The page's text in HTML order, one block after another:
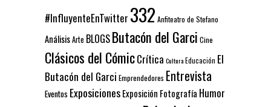
#InfluyenteEnTwitter 332 Anfiteatro de Stefano
AnálisisArte BLOGSButacón del Garci Cine
Clásicos del CómicCrítica CulturaEducación El
Butacón del Garci Emprendedores Entrevista
Eventos ExposicionesExposición Fotografía Humor